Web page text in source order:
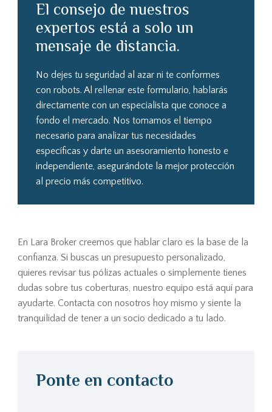
El consejo de nuestros
expertos está a solo un
mensaje de distancia.
No dejes tu seguridad al azar ni te conformes
con robots. Al rellenar este formulario, hablarás
directamente con un especialista que conoce a
fondo el mercado. Nos tomamos el tiempo
necesario para analizar tus necesidades
específicas y darte un asesoramiento honesto e
independiente, asegurándote la mejor protección
al precio más competitivo.
En Lara Broker creemos que hablar claro es la base de la
confianza. Si buscas un presupuesto personalizado,
quieres revisar tus pólizas actuales o simplemente tienes
dudas sobre tus coberturas, nuestro equipo está aquí para
ayudarte. Contacta con nosotros hoy mismo y siente la
tranquilidad de tener a un socio dedicado a tu lado.
Ponte en contacto